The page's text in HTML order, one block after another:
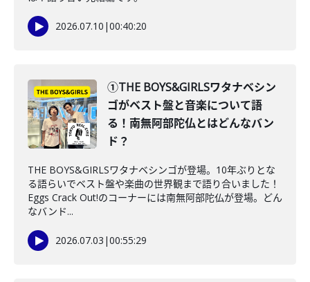
2026.07.10 |00:40:20
①THE BOYS&GIRLSワタナベシン
ゴがベスト盤と音楽について語
る！南無阿部陀仏とはどんなバン
ド？
THE BOYS&GIRLSワタナベシンゴが登場。10年ぶりとな
る語らいでベスト盤や楽曲の世界観まで語り合いました！
Eggs Crack Out!のコーナーには南無阿部陀仏が登場。どん
なバンド...
2026.07.03 |00:55:29